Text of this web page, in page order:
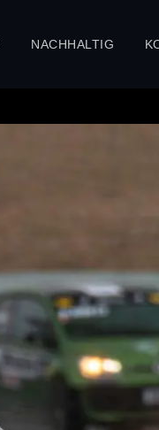
NACHHALTIG